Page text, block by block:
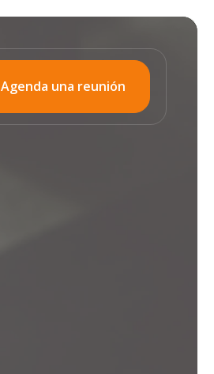
Agenda una reunión